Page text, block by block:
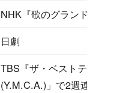
NHK『歌のグランドフェス
日劇
TBS『ザ・ベストテン』に
(Y.M.C.A.)」で2週連続